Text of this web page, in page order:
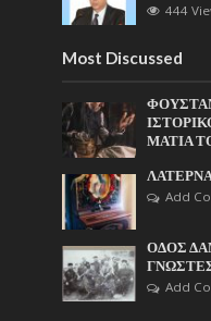
444
Most Discussed
ΜΑΤΙΑ
Add
ΟΔΟΣ
Add